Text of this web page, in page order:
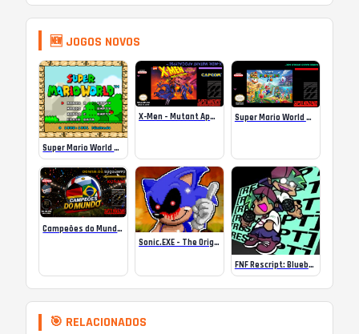
🆕 JOGOS NOVOS
Super Mario World SA-1 Online
X-Men – Mutant Apocalypse Rebalanced Online Super Mario World Mix Online
Campeões do Mundo (ISS) Online
Sonic.EXE – The Original Game Online
FNF Rescript: Blueballed
🎯 RELACIONADOS